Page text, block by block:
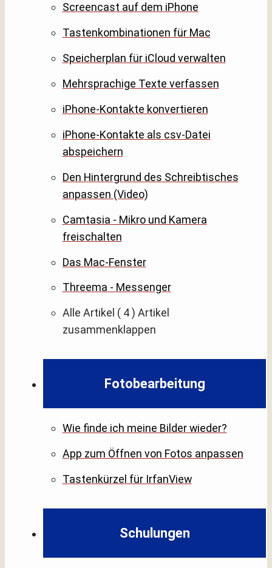
Screencast auf dem iPhone
Tastenkombinationen für Mac
Speicherplan für iCloud verwalten
Mehrsprachige Texte verfassen
iPhone-Kontakte konvertieren
iPhone-Kontakte als csv-Datei
abspeichern
Den Hintergrund des Schreibtisches
anpassen (Video)
Camtasia - Mikro und Kamera
freischalten
Das Mac-Fenster
Threema - Messenger
Alle Artikel ( 4 ) Artikel
zusammenklappen
Fotobearbeitung
Wie finde ich meine Bilder wieder?
App zum Öffnen von Fotos anpassen
Tastenkürzel für IrfanView
Schulungen